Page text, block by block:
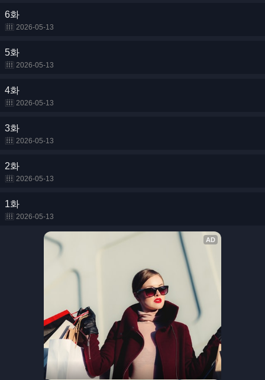
6화
2026-05-13
5화
2026-05-13
4화
2026-05-13
3화
2026-05-13
2화
2026-05-13
1화
2026-05-13